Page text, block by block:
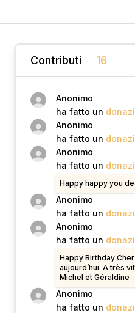
Contributi 16
Anonimo
ha fatto un
Anonimo
ha fatto un
Anonimo
ha fatto un
Happy happy you
Anonimo
ha fatto un
Anonimo
ha fatto un
Happy Birthday
aujourd’hui. A très
Michel et Géraldine
Anonimo
ha fatto un